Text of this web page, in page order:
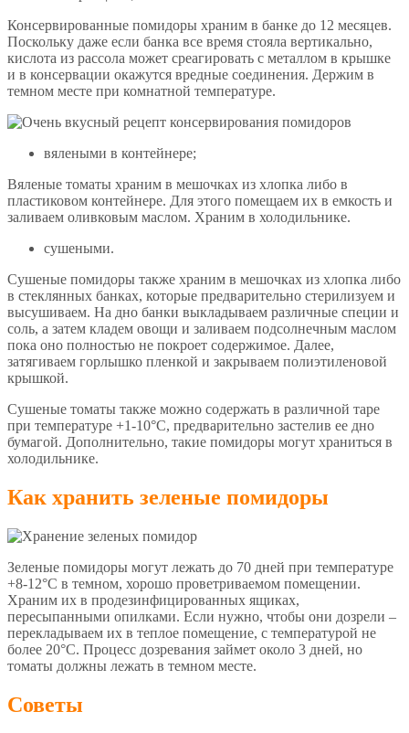
Консервированные помидоры храним в банке до 12 месяцев.
Поскольку даже если банка все время стояла вертикально,
кислота из рассола может среагировать с металлом в крышке
и в консервации окажутся вредные соединения. Держим в
темном месте при комнатной температуре.
вялеными в контейнере;
Вяленые томаты храним в мешочках из хлопка либо в
пластиковом контейнере. Для этого помещаем их в емкость и
заливаем оливковым маслом. Храним в холодильнике.
сушеными.
Сушеные помидоры также храним в мешочках из хлопка либо
в стеклянных банках, которые предварительно стерилизуем и
высушиваем. На дно банки выкладываем различные специи и
соль, а затем кладем овощи и заливаем подсолнечным маслом
пока оно полностью не покроет содержимое. Далее,
затягиваем горлышко пленкой и закрываем полиэтиленовой
крышкой.
Сушеные томаты также можно содержать в различной таре
при температуре +1-10°С, предварительно застелив ее дно
бумагой. Дополнительно, такие помидоры могут храниться в
холодильнике.
Как хранить зеленые помидоры
Зеленые помидоры могут лежать до 70 дней при температуре
+8-12°С в темном, хорошо проветриваемом помещении.
Храним их в продезинфицированных ящиках,
пересыпанными опилками. Если нужно, чтобы они дозрели –
перекладываем их в теплое помещение, с температурой не
более 20°С. Процесс дозревания займет около 3 дней, но
томаты должны лежать в темном месте.
Советы